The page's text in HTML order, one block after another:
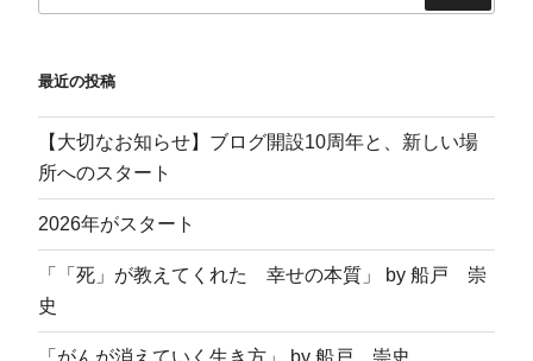
最近の投稿
【大切なお知らせ】ブログ開設10周年と、新しい場
所へのスタート
2026年がスタート
「「死」が教えてくれた 幸せの本質」 by 船戸 崇
史
「がんが消えていく生き方」 by 船戸 崇史